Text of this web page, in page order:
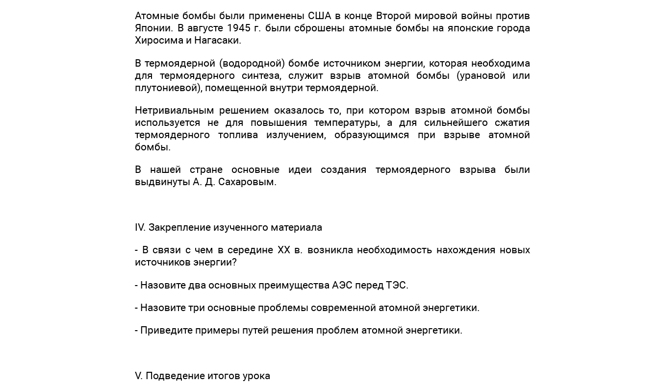
Атомные бомбы были применены США в конце Второй мировой войны против
Японии. В августе 1945 г. были сброшены атомные бомбы на японские города
Хиросима и Нагасаки.
В термоядерной (водородной) бомбе источником энергии, которая необходима
для термоядерного синтеза, служит взрыв атомной бомбы (урановой или
плутониевой), помещенной внутри термоядерной.
Нетривиальным решением оказалось то, при котором взрыв атомной бомбы
используется не для повышения температуры, а для сильнейшего сжатия
термоядерного топлива излучением, образующимся при взрыве атомной
бомбы.
В нашей стране основные идеи создания термоядерного взрыва были
выдвинуты А. Д. Сахаровым.
IV. Закрепление изученного материала
- В связи с чем в середине XX в. возникла необходимость нахождения новых
источников энергии?
- Назовите два основных преимущества АЭС перед ТЭС.
- Назовите три основные проблемы современной атомной энергетики.
- Приведите примеры путей решения проблем атомной энергетики.
V. Подведение итогов урока